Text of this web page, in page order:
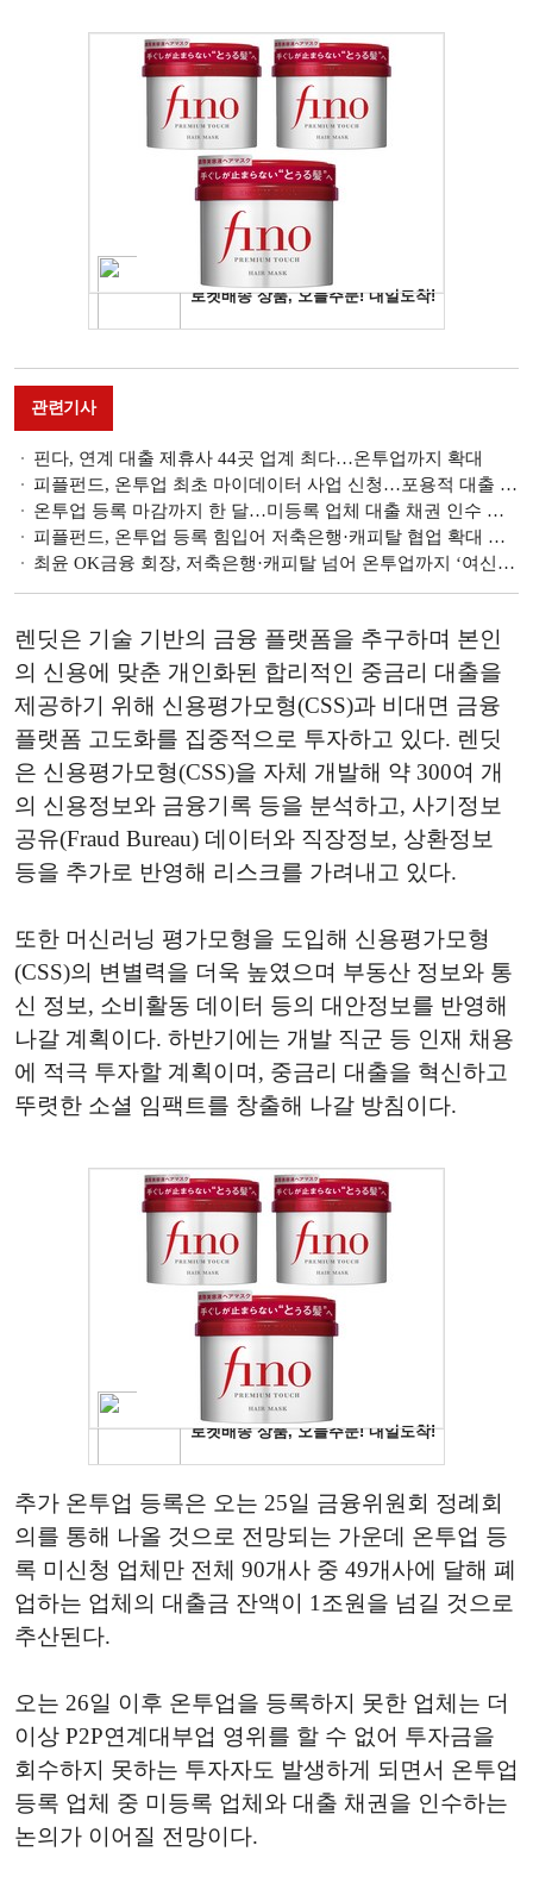
관련기사
핀다, 연계 대출 제휴사 44곳 업계 최다…온투업까지 확대
피플펀드, 온투업 최초 마이데이터 사업 신청…포용적 대출 상품 제공
온투업 등록 마감까지 한 달…미등록 업체 대출 채권 인수 논의 이어지나
피플펀드, 온투업 등록 힘입어 저축은행·캐피탈 협업 확대 나서
최윤 OK금융 회장, 저축은행·캐피탈 넘어 온투업까지 ‘여신전문금융사’로 도약
렌딧은 기술 기반의 금융 플랫폼을 추구하며 본인
의 신용에 맞춘 개인화된 합리적인 중금리 대출을
제공하기 위해 신용평가모형(CSS)과 비대면 금융
플랫폼 고도화를 집중적으로 투자하고 있다. 렌딧
은 신용평가모형(CSS)을 자체 개발해 약 300여 개
의 신용정보와 금융기록 등을 분석하고, 사기정보
공유(Fraud Bureau) 데이터와 직장정보, 상환정보
등을 추가로 반영해 리스크를 가려내고 있다.
또한 머신러닝 평가모형을 도입해 신용평가모형
(CSS)의 변별력을 더욱 높였으며 부동산 정보와 통
신 정보, 소비활동 데이터 등의 대안정보를 반영해
나갈 계획이다. 하반기에는 개발 직군 등 인재 채용
에 적극 투자할 계획이며, 중금리 대출을 혁신하고
뚜렷한 소셜 임팩트를 창출해 나갈 방침이다.
추가 온투업 등록은 오는 25일 금융위원회 정례회
의를 통해 나올 것으로 전망되는 가운데 온투업 등
록 미신청 업체만 전체 90개사 중 49개사에 달해 폐
업하는 업체의 대출금 잔액이 1조원을 넘길 것으로
추산된다.
오는 26일 이후 온투업을 등록하지 못한 업체는 더
이상 P2P연계대부업 영위를 할 수 없어 투자금을
회수하지 못하는 투자자도 발생하게 되면서 온투업
등록 업체 중 미등록 업체와 대출 채권을 인수하는
논의가 이어질 전망이다.